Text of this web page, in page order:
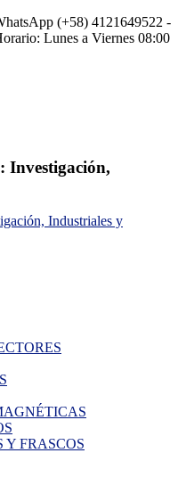
(+58) 4121649522 -
Lunes a Viernes 08:00
Investigación,
FRASCOS